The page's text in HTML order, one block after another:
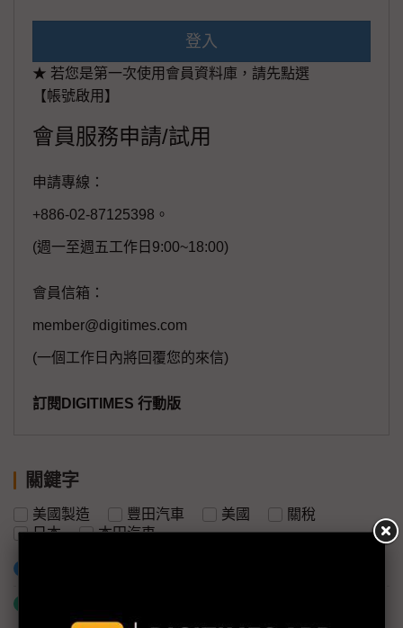
登入
★ 若您是第一次使用會員資料庫，請先點選
【帳號啟用】
會員服務申請/試用
申請專線：
+886-02-87125398。
(週一至週五工作日9:00~18:00)
會員信箱：
member@digitimes.com
(一個工作日內將回覆您的來信)
訂閱DIGITIMES 行動版
關鍵字
美國製造 豐田汽車 美國
關稅
日本
本田汽車